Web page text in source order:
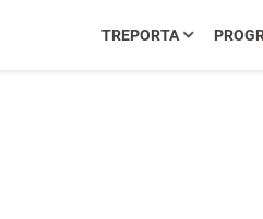
TREPORTA